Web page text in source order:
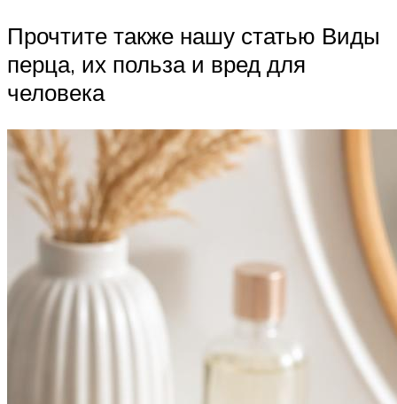
Прочтите также нашу статью Виды
перца, их польза и вред для
человека